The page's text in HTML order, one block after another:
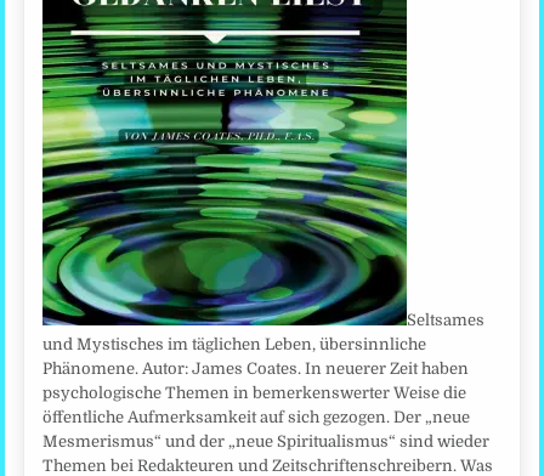
Seltsames
und Mystisches im täglichen Leben, übersinnliche
Phänomene. Autor: James Coates. In neuerer Zeit haben
psychologische Themen in bemerkenswerter Weise die
öffentliche Aufmerksamkeit auf sich gezogen. Der „neue
Mesmerismus“ und der „neue Spiritualismus“ sind wieder
Themen bei Redakteuren und Zeitschriftenschreibern. Was